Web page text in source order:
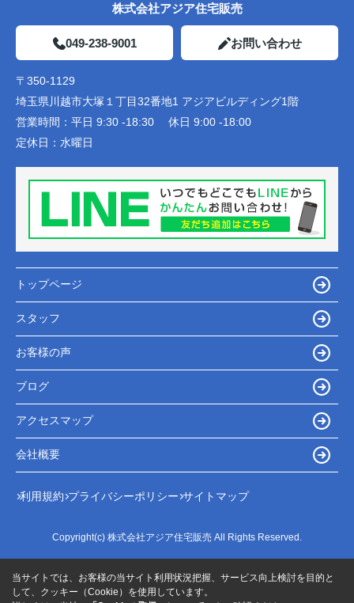
株式会社アジア住宅販売
049-238-9001 お問い合わせ
〒350-1129
埼玉県川越市大塚１丁目32番地1 アジアビルディング1階
営業時間： 平日 9:30 -18:30 休日 9:00 -18:00
定休日： 水曜日
トップページ
スタッフ
お客様の声
ブログ
アクセスマップ
会社概要
利用規約 プライバシーポリシー サイトマップ
Copyright(c) 株式会社アジア住宅販売 All Rights Reserved.
当サイトでは、お客様の当サイト利用状況把握、サービス向上検討を目的と
して、クッキー（Cookie）を使用しています。